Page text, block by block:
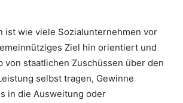
ist wie viele Sozialunternehmen vor
Ziel hin orientiert und
von staatlichen Zuschüssen über den
selbst tragen, Gewinne
in die Ausweitung oder